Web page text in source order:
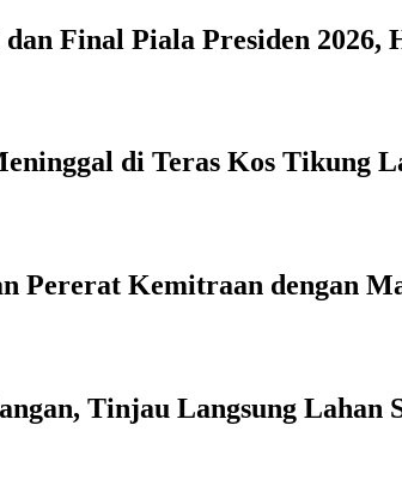
Final Piala Presiden
di Teras Kos Tikung
Pererat Kemitraan dengan
Tinjau Langsung Lahan